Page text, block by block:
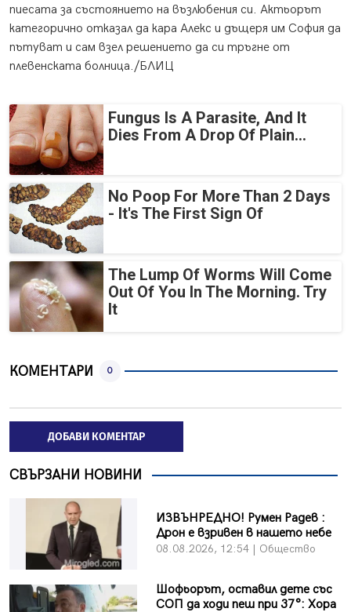
пиесата за състоянието на възлюбения си. Актьорът
категорично отказал да кара Алекс и дъщеря им София да
пътуват и сам взел решението да си тръгне от
плевенската болница./БЛИЦ
Fungus Is A Parasite, And It
Dies From A Drop Of Plain...
No Poop For More Than 2 Days
- It's The First Sign Of
The Lump Of Worms Will Come
Out Of You In The Morning. Try
It
КОМЕНТАРИ 0
ДОБАВИ КОМЕНТАР
СВЪРЗАНИ НОВИНИ
ИЗВЪНРЕДНО! Румен Радев :
Дрон е взривен в нашето небе
08.08.2026, 12:54 | Общество
Шофьорът, оставил дете със
СОП да ходи пеш при 37°: Хора